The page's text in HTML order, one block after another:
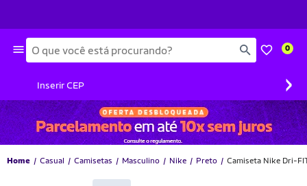
Busca 0
Inserir CEP ›
Home Casual Camisetas Masculino Nike Preto Camiseta Nike Dri-
-50% OFF